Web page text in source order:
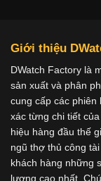
Giới thiệu
DWatch Factory là
sản xuất và phân
cung cấp các phiên
xác từng chi tiết
hiệu hàng đầu thế
ngũ thợ thủ công
khách hàng những
lượng cao nhất.